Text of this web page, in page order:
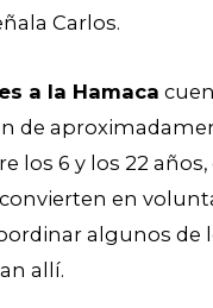
Carlos.
a la Hamaca
de
los 6 y los 22
en
algunos de
allí.